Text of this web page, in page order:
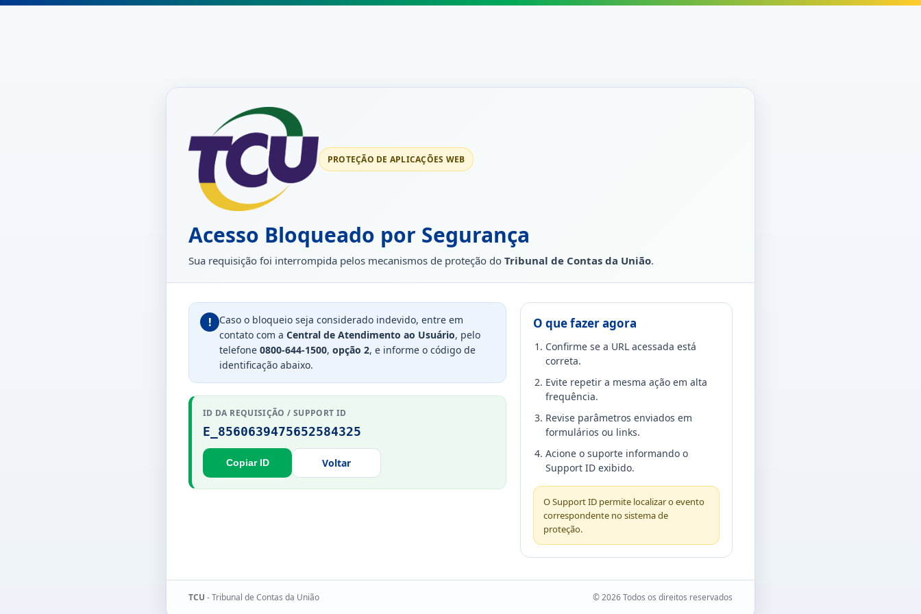
PROTEÇÃO DE APLICAÇÕES WEB
Acesso Bloqueado por Segurança
Sua requisição foi interrompida pelos mecanismos de proteção do Tribunal de Contas da União.
!
Caso o bloqueio seja considerado indevido, entre em
contato com a Central de Atendimento ao Usuário, pelo
telefone 0800-644-1500, opção 2, e informe o código de
identificação abaixo.
ID DA REQUISIÇÃO / SUPPORT ID
E_8560639475652584325
Copiar ID Voltar
O que fazer agora
Confirme se a URL acessada está
correta.
Evite repetir a mesma ação em alta
frequência.
Revise parâmetros enviados em
formulários ou links.
Acione o suporte informando o
Support ID exibido.
O Support ID permite localizar o evento
correspondente no sistema de
proteção.
TCU - Tribunal de Contas da União © 2026 Todos os direitos reservados